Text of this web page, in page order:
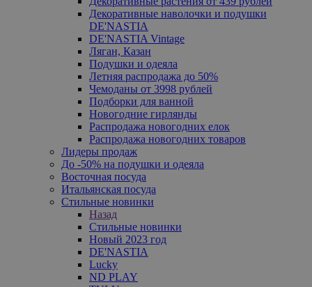
Декоративные наволочки и подушки
DE'NASTIA
DE'NASTIA Vintage
Ляган, Казан
Подушки и одеяла
Летняя распродажа до 50%
Чемоданы от 3998 рублей
Подборки для ванной
Новогодние гирлянды
Распродажа новогодних елок
Распродажа новогодних товаров
Лидеры продаж
До -50% на подушки и одеяла
Восточная посуда
Итальянская посуда
Стильные новинки
Назад
Стильные новинки
Новый 2023 год
DE'NASTIA
Lucky
ND PLAY